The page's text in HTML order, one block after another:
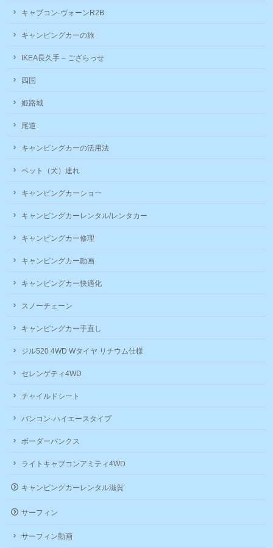
キャブコン-ヴォーンR2B
キャンピングカーの旅
IKEA長久手 – ござらっせ
四国
姫路城
尾道
キャンピングカーの活用法
ペット（犬）連れ
キャンピングカーショー
キャンピングカーレンタル/レンタカー
キャンピングカー修理
キャンピングカー動画
キャンピングカー快適化
スノーチェーン
キャンピングカー手直し
ジル520 4WD Wタイヤ リチウム仕様
セレンゲティ4WD
チャイルドシート
バンコン-ハイエースタイプ
ボーダーバンクス
ライトキャブコンアミティ4WD
キャンピングカーレンタル滋賀
サーフィン
サーフィン動画